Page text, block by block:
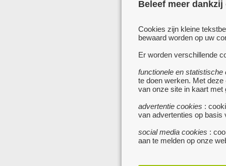
Beleef meer
Cookies zijn kleine
bewaard worden op uw
Er worden verschillende
functionele en statistische
te doen werken. Met
van onze site in kaart met
advertentie cookies :
van advertenties op basis
social media cookies :
aan te melden op onze